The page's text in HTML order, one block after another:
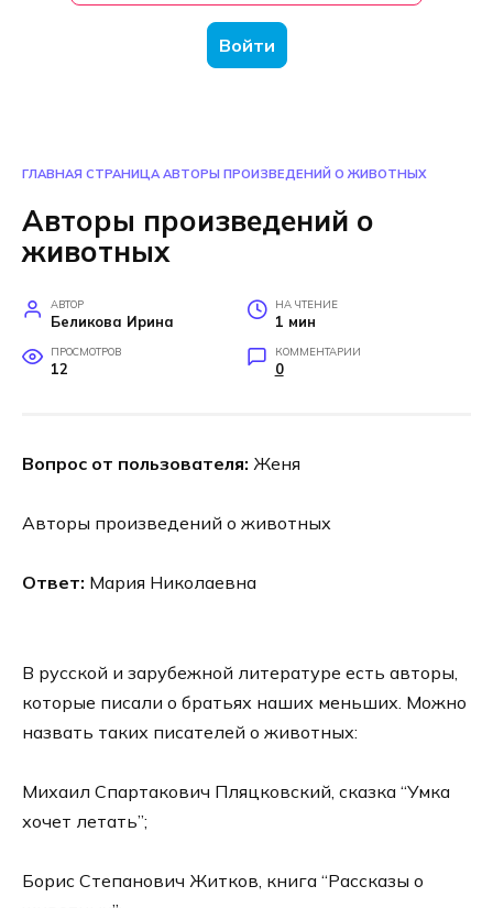
Войти
ГЛАВНАЯ СТРАНИЦА АВТОРЫ ПРОИЗВЕДЕНИЙ О ЖИВОТНЫХ
Авторы произведений о
животных
АВТОР
Беликова Ирина
НА ЧТЕНИЕ
1 мин
ПРОСМОТРОВ
12
КОММЕНТАРИИ
0
Вопрос от пользователя: Женя
Авторы произведений о животных
Ответ: Мария Николаевна
В русской и зарубежной литературе есть авторы,
которые писали о братьях наших меньших. Можно
назвать таких писателей о животных:
Михаил Спартакович Пляцковский, сказка “Умка
хочет летать”;
Борис Степанович Житков, книга “Рассказы о